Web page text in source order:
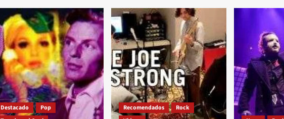
Destacado
Pop
Recomendados
Rock